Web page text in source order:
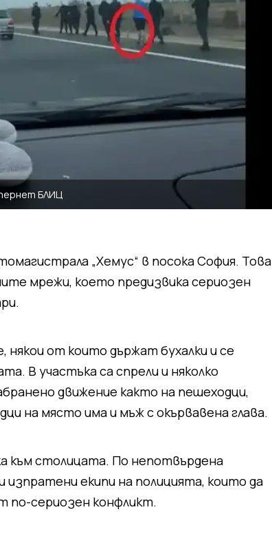
БЛИЦ
„Хемус“ в посока София. Това
мрежи, което предизвика сериозен
от които държат бухалки и се
В участъка са спрели и няколко
движение както на пешеходци,
на място има и мъж с окървавена глава.
към столицата. По непотвърдена
екипи на полицията, които да
по-сериозен конфликт.